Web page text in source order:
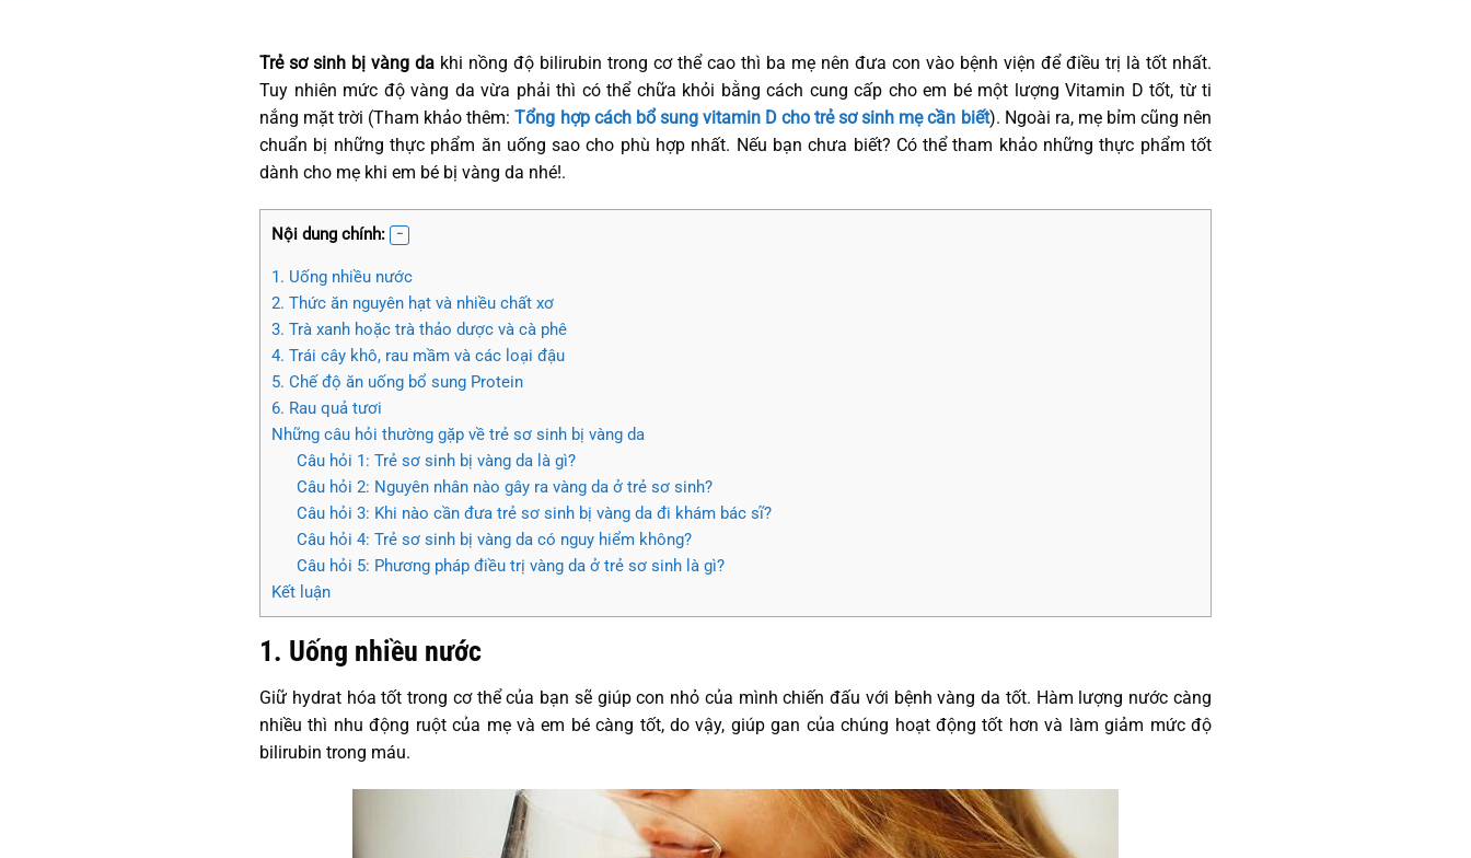
Trẻ sơ sinh bị vàng da khi nồng độ bilirubin trong cơ thể cao thì ba mẹ nên đưa con vào bệnh viện để điều trị là tốt nhất.
Tuy nhiên mức độ vàng da vừa phải thì có thể chữa khỏi bằng cách cung cấp cho em bé một lượng Vitamin D tốt, từ ti
nắng mặt trời (Tham khảo thêm:Tổng hợp cách bổ sung vitamin D cho trẻ sơ sinh mẹ cần biết). Ngoài ra, mẹ bỉm cũng nên
chuẩn bị những thực phẩm ăn uống sao cho phù hợp nhất. Nếu bạn chưa biết? Có thể tham khảo những thực phẩm tốt
dành cho mẹ khi em bé bị vàng da nhé!.
Nội dung chính:
1. Uống nhiều nước
2. Thức ăn nguyên hạt và nhiều chất xơ
3. Trà xanh hoặc trà thảo dược và cà phê
4. Trái cây khô, rau mầm và các loại đậu
5. Chế độ ăn uống bổ sung Protein
6. Rau quả tươi
Những câu hỏi thường gặp về trẻ sơ sinh bị vàng da
Câu hỏi 1: Trẻ sơ sinh bị vàng da là gì?
Câu hỏi 2: Nguyên nhân nào gây ra vàng da ở trẻ sơ sinh?
Câu hỏi 3: Khi nào cần đưa trẻ sơ sinh bị vàng da đi khám bác sĩ?
Câu hỏi 4: Trẻ sơ sinh bị vàng da có nguy hiểm không?
Câu hỏi 5: Phương pháp điều trị vàng da ở trẻ sơ sinh là gì?
Kết luận
1. Uống nhiều nước
Giữ hydrat hóa tốt trong cơ thể của bạn sẽ giúp con nhỏ của mình chiến đấu với bệnh vàng da tốt. Hàm lượng nước càng
nhiều thì nhu động ruột của mẹ và em bé càng tốt, do vậy, giúp gan của chúng hoạt động tốt hơn và làm giảm mức độ
bilirubin trong máu.